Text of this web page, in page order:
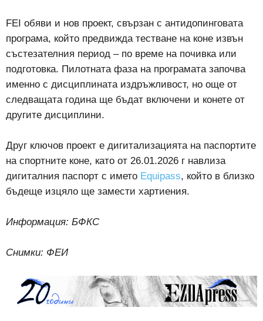
FEI обяви и нов проект, свързан с антидопинговата
програма, който предвижда тестване на коне извън
състезателния период – по време на почивка или
подготовка. Пилотната фаза на програмата започва
именно с дисциплината издръжливост, но още от
следващата година ще бъдат включени и конете от
другите дисциплини.
Друг ключов проект е дигитализацията на паспортите
на спортните коне, като от 26.01.2026 г навлиза
дигиталния паспорт с името Equipass, който в близко
бъдеще изцяло ще замести хартиения.
Информация: БФКС
Снимки: ФЕИ